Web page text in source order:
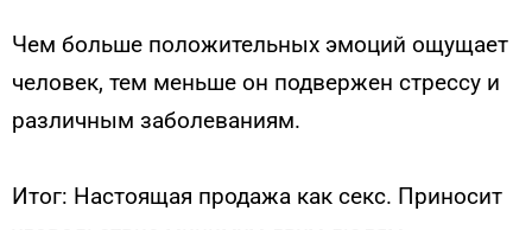
Чем больше положительных эмоций ощущает
человек, тем меньше он подвержен стрессу и
различным заболеваниям.
Итог: Настоящая продажа как секс. Приносит